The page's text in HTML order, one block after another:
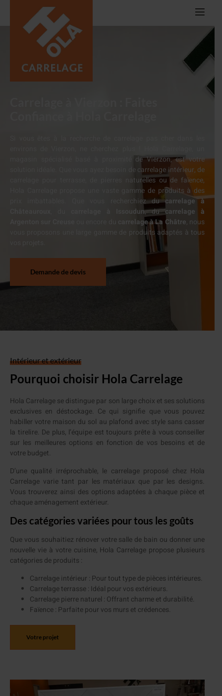
magasin spécialisé basé à proximité de Vierzon, est votre
solution idéale. Que vous ayez besoin de carrelage intérieur, de
carrelage pour terrasse, de pierres naturelles ou de faïence,
Hola Carrelage propose une vaste gamme de produits à des
Que vous recherchiez ducarrelage à
carrelage à Issoudun, ducarrelage à
carrelage à La Châtre, nous
vous proposons une large gamme de produits adaptés à tous
Demande de devis
Intérieur et extérieur
Pourquoi choisir Hola Carrelage
Hola Carrelage se distingue par son large choix et ses solutions
exclusives en déstockage. Ce qui signifie que vous pouvez
habiller votre maison du sol au plafond avec style sans casser
la tirelire. De plus, l’équipe est toujours prête à vous conseiller
sur les meilleures options en fonction de vos besoins et de
votre budget.
D’une qualité irréprochable, le carrelage proposé chez Hola
Carrelage varie tant par les matériaux que par les designs.
Vous trouverez ainsi des options adaptées à chaque pièce et
chaque aménagement extérieur.
Des catégories variées pour tous les goûts
Que vous souhaitiez rénover votre salle de bain ou donner une
nouvelle vie à votre cuisine, Hola Carrelage propose plusieurs
catégories de produits :
Carrelage intérieur : Pour tout type de pièces intérieures.
Carrelage terrasse : Idéal pour vos extérieurs.
Carrelage pierre naturel : Offrant charme et durabilité.
Faïence : Parfaite pour vos murs et crédences.
Votre projet